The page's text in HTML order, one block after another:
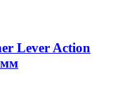
Lever Action
мм